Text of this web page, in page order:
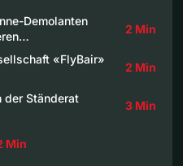
Demolanten
2 Min
«FlyBair»
2 Min
der Ständerat
3 Min
Min